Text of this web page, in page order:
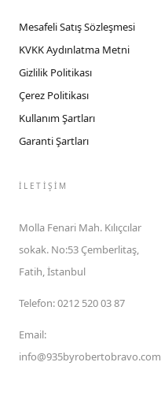
Mesafeli Satış Sözleşmesi
KVKK Aydınlatma Metni
Gizlilik Politikası
Çerez Politikası
Kullanım Şartları
Garanti Şartları
İLETIŞIM
Molla Fenari Mah. Kılıçcılar
sokak. No:53 Çemberlitaş,
Fatih, İstanbul
Telefon:0212 520 03 87
Email:
info@935byrobertobravo.com